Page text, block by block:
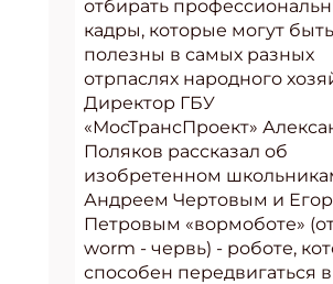
отбирать
кадры, которые могут быть
полезны в самых разных
отрпаслях народного
Директор ГБУ
«МосТрансПроект»
Поляков рассказал об
изобретенном
Андреем Чертовым и
Петровым «вормоботе»
worm - червь) - роботе,
способен передвигаться в